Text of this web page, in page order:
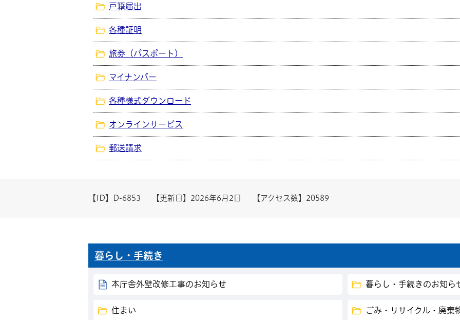
戸籍届出
各種証明
旅券（パスポート）
マイナンバー
各種様式ダウンロード
オンラインサービス
郵送請求
【ID】 D-6853 【更新日】 2026年6月2日 【アクセス数】 20589
暮らし・手続き
本庁舎外壁改修工事のお知らせ 暮らし・手続きのお知ら
住まい ごみ・リサイクル・廃棄